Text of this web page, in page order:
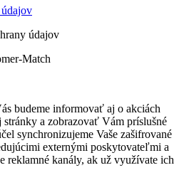
údajov
Match
budeme informovať aj o akciách
stránky a zobrazovať Vám príslušné
synchronizujeme Vaše zašifrované
externými poskytovateľmi a
reklamné kanály, ak už využívate ich